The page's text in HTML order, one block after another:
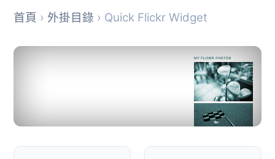
首頁 › 外掛目錄 › Quick Flickr Widget